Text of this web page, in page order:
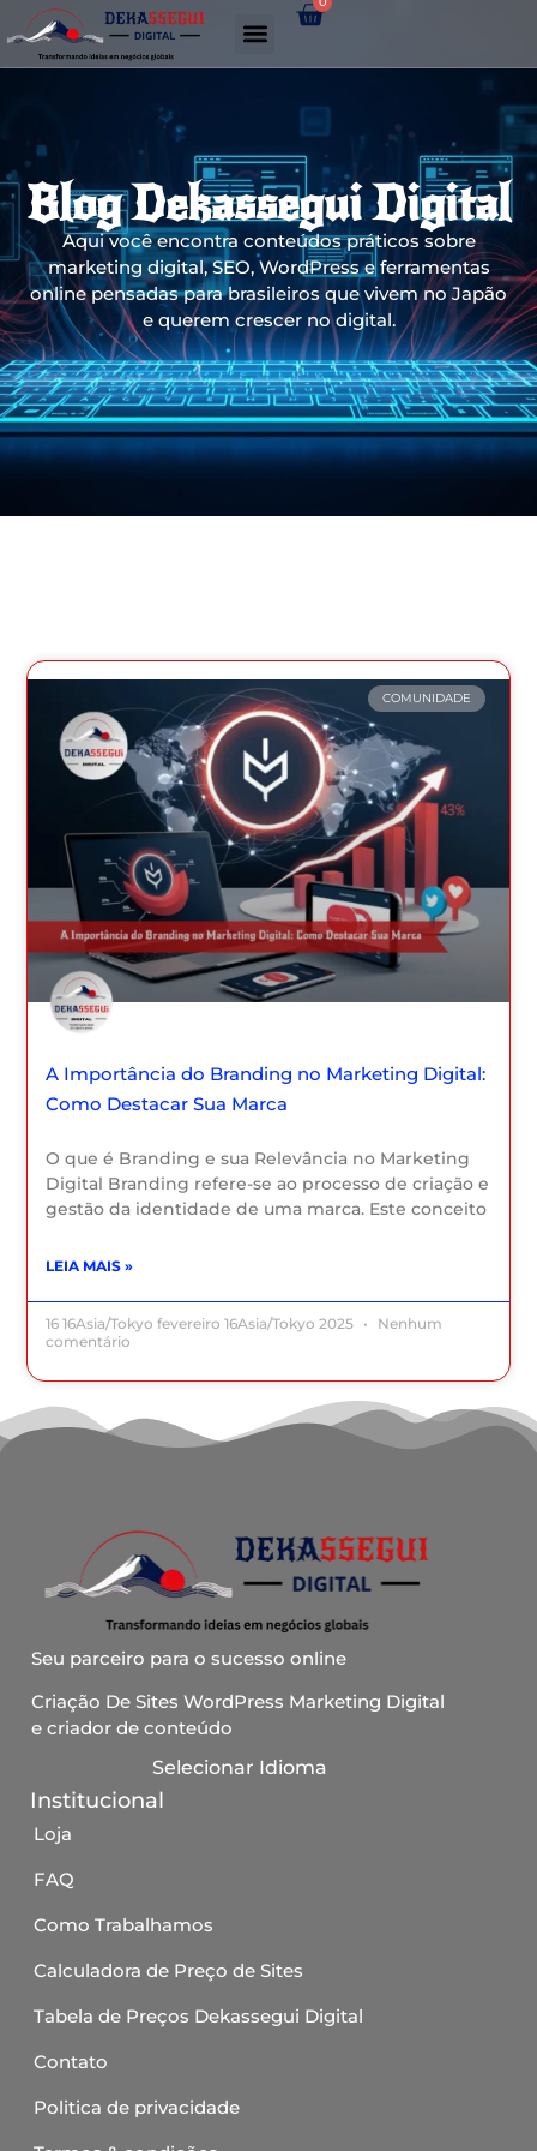
Blog Dekassegui Digital
Aqui você encontra conteúdos práticos sobre
marketing digital, SEO, WordPress e ferramentas
online pensadas para brasileiros que vivem no Japão
e querem crescer no digital.
COMUNIDADE
A Importância do Branding no Marketing Digital:
Como Destacar Sua Marca
O que é Branding e sua Relevância no Marketing
Digital Branding refere-se ao processo de criação e
gestão da identidade de uma marca. Este conceito
LEIA MAIS »
16 16Asia/Tokyo fevereiro 16Asia/Tokyo 2025
Nenhum
comentário
Seu parceiro para o sucesso online
Criação De Sites WordPress Marketing Digital
e criador de conteúdo
Selecionar Idioma
Institucional
Loja
FAQ
Como Trabalhamos
Calculadora de Preço de Sites
Tabela de Preços Dekassegui Digital
Contato
Politica de privacidade